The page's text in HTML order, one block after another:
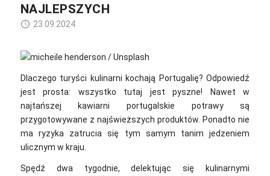
NAJLEPSZYCH
23.09.2024
Dlaczego turyści kulinarni kochają Portugalię? Odpowiedź
jest prosta: wszystko tutaj jest pyszne! Nawet w
najtańszej kawiarni portugalskie potrawy są
przygotowywane z najświeższych produktów. Ponadto nie
ma ryzyka zatrucia się tym samym tanim jedzeniem
ulicznym w kraju.
Spędź dwa tygodnie, delektując się kulinarnymi